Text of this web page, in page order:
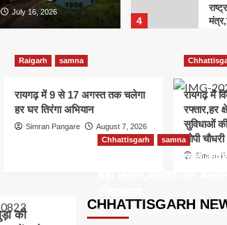
August 8, 2026
July 16, 2026
4
5
700
Raigarh samna
रायगढ़ में 9 से 17 अगस्त तक चलेगा
हर घर तिरंगा अभियान
Simran Pangare August 7, 2026
रायगढ़ में
रफ्तार,हर
सुविधाओं
ओपी चौधरी
Simran
की
CHHATTISGARH
Chhattisgarh samna
सर्वाइकल कैंसर से बचाव की
Simran Pangare August 8,